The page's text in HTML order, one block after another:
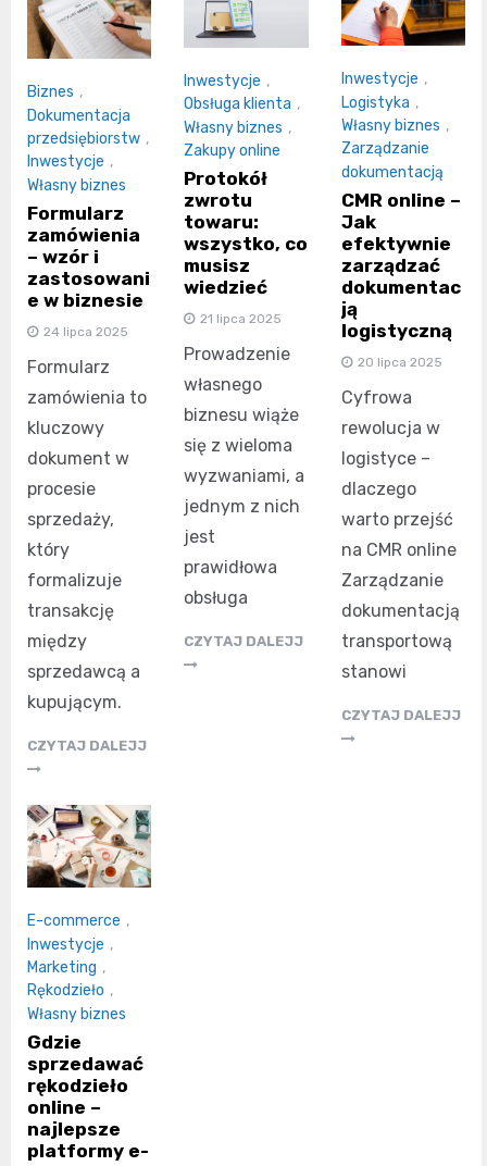
Biznes ,
Dokumentacja
przedsiębiorstw ,
Inwestycje ,
Własny biznes
Formularz
zamówienia
– wzór i
zastosowani
e w biznesie
24 lipca 2025
Formularz
zamówienia to
kluczowy
dokument w
procesie
sprzedaży,
który
formalizuje
transakcję
między
sprzedawcą a
kupującym.
CZYTAJ DALEJJ
Inwestycje ,
Obsługa klienta ,
Własny biznes ,
Zakupy online
Protokół
zwrotu
towaru:
wszystko, co
musisz
wiedzieć
21 lipca 2025
Prowadzenie
własnego
biznesu wiąże
się z wieloma
wyzwaniami, a
jednym z nich
jest
prawidłowa
obsługa
CZYTAJ DALEJJ
Inwestycje ,
Logistyka ,
Własny biznes ,
Zarządzanie
dokumentacją
CMR online –
Jak
efektywnie
zarządzać
dokumentac
ją
logistyczną
20 lipca 2025
Cyfrowa
rewolucja w
logistyce –
dlaczego
warto przejść
na CMR online
Zarządzanie
dokumentacją
transportową
stanowi
CZYTAJ DALEJJ
E-commerce ,
Inwestycje ,
Marketing ,
Rękodzieło ,
Własny biznes
Gdzie
sprzedawać
rękodzieło
online –
najlepsze
platformy e-